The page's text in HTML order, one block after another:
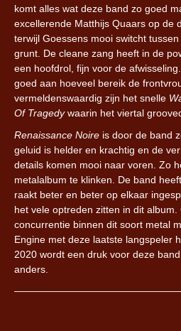
komt alles wat deze band zo goed
excellerende Matthijs Quaars op de
terwijl Goessens mooi switcht
grunt. De cleane zang heeft in de
een hoofdrol, fijn voor de
goed aan hoeveel bereik de
vermeldenswaardig zijn het snelle
Of Tragedywaarin het viertal
Renaissance Noire is door de band
geluid is helder en krachtig en de
details komen mooi naar voren. Zo
metalalbum te klinken. De band
raakt beter en beter op elkaar
het vele optreden zitten in dit
concurrentie binnen dit soort metal
Engine met deze laatste langspeler
2020 wordt een druk voor deze
anders.